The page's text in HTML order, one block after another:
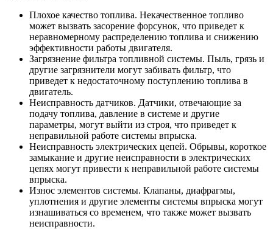
Плохое качество топлива. Некачественное топливо
может вызвать засорение форсунок, что приведет к
неравномерному распределению топлива и снижению
эффективности работы двигателя.
Загрязнение фильтра топливной системы. Пыль, грязь и
другие загрязнители могут забивать фильтр, что
приведет к недостаточному поступлению топлива в
двигатель.
Неисправность датчиков. Датчики, отвечающие за
подачу топлива, давление в системе и другие
параметры, могут выйти из строя, что приведет к
неправильной работе системы впрыска.
Неисправность электрических цепей. Обрывы, короткое
замыкание и другие неисправности в электрических
цепях могут привести к неправильной работе системы
впрыска.
Износ элементов системы. Клапаны, диафрагмы,
уплотнения и другие элементы системы впрыска могут
изнашиваться со временем, что также может вызвать
неисправности.